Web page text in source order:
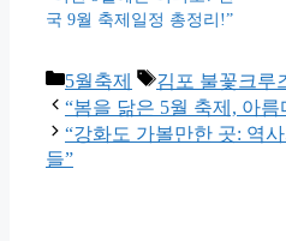
국 9월 축제일정 총정리!”
Categories
5월축제 Tags
김포 불꽃크루
“봄을 닮은 5월 축제, 아
“강화도 가볼만한 곳: 역
들”